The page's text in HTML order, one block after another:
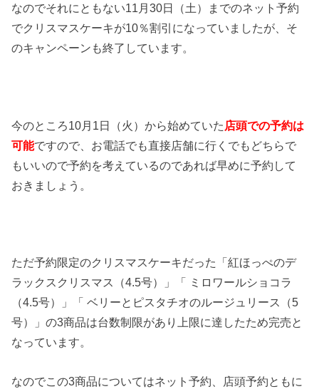
なのでそれにともない11月30日（土）までのネット予約
でクリスマスケーキが10％割引になっていましたが、そ
のキャンペーンも終了しています。
今のところ10月1日（火）から始めていた 店頭での予約は
可能ですので、お電話でも直接店舗に行くでもどちらで
もいいので予約を考えているのであれば早めに予約して
おきましょう。
ただ予約限定のクリスマスケーキだった「紅ほっぺのデ
ラックスクリスマス（4.5号）」「 ミロワールショコラ
（4.5号）」「 ベリーとピスタチオのルージュリース（5
号）」の3商品は台数制限があり上限に達したため完売と
なっています。
なのでこの3商品についてはネット予約、店頭予約ともに